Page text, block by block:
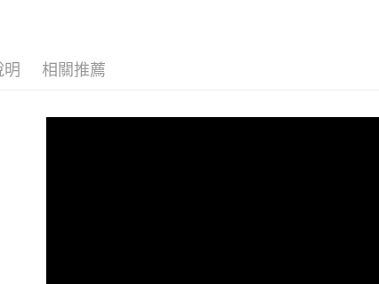
明 相關推薦